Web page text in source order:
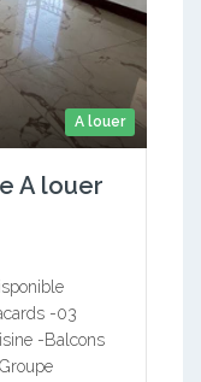
A louer
A louer
-03
-Balcons